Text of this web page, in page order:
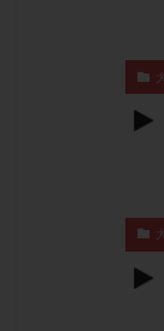
妊娠リスク
妊活クイズ
子宮内膜受
子宮内膜異型